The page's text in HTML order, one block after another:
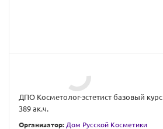
ДПО Косметолог-эстетист базовый курс
389 ак.ч.
Организатор: Дом Русской Косметики